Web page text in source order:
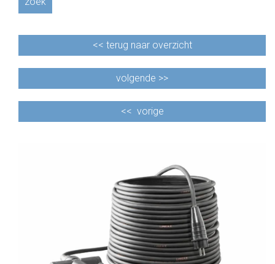
<< terug naar overzicht
volgende >>
<< vorige